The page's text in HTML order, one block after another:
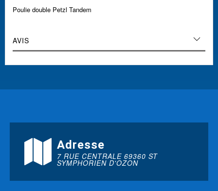
Poulie double Petzl Tandem
AVIS
Adresse
7 RUE CENTRALE 69360 ST
SYMPHORIEN D'OZON